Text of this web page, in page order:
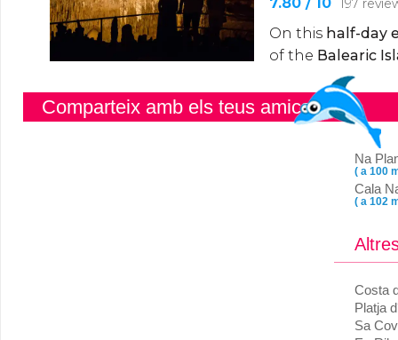
Comparteix amb els teus amics
Na
( a 100
Cala
( a 102
Costa
Platja
Sa